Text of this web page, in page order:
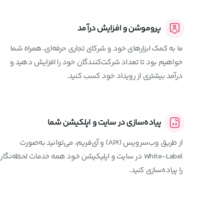
پروموشن و افزایش درآمد
ما به کمک ابزارهای خود و شرکای تجاری حرفه‌ای، همراه شما
خواهیم بود تا تعداد شرکت‌کنندگان خود را افزایش دهید و
درآمد بیشتری از رویداد خود کسب کنید.
پیاده‌سازی در سایت و اپلکیشن شما
از طریق وب‌سرویس (API) و آی‌فریم، می‌توانید به‌صورت
White-Label در سایت و اپلیکیشن خود همه خدمات لحظه‌نگار
را پیاده‌سازی کنید.